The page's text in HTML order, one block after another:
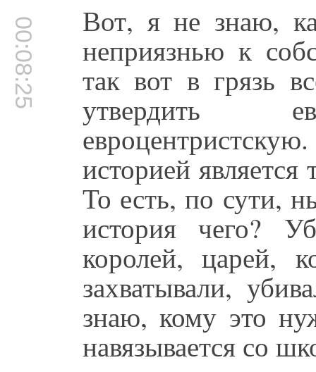
00:08:25 Вот, я не знаю,
неприязнью к
так вот в грязь
утвердить
историей
То есть, по сути,
история чего?
королей, царей,
захватывали,
знаю, кому это
навязывается со